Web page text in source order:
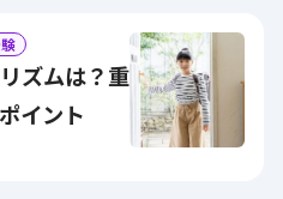
イント